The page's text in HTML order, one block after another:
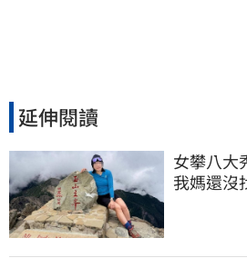
延伸閱讀
女攀八大
我媽還沒